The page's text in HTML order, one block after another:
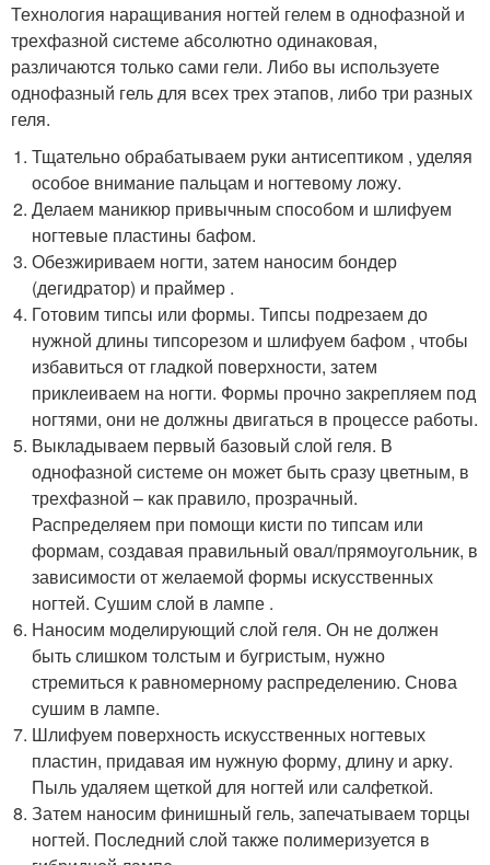
Технология наращивания ногтей гелем в однофазной и
трехфазной системе абсолютно одинаковая,
различаются только сами гели. Либо вы используете
однофазный гель для всех трех этапов, либо три разных
геля.
Тщательно обрабатываем руки антисептиком , уделяя
особое внимание пальцам и ногтевому ложу.
Делаем маникюр привычным способом и шлифуем
ногтевые пластины бафом.
Обезжириваем ногти, затем наносим бондер
(дегидратор) и праймер .
Готовим типсы или формы. Типсы подрезаем до
нужной длины типсорезом и шлифуем бафом , чтобы
избавиться от гладкой поверхности, затем
приклеиваем на ногти. Формы прочно закрепляем под
ногтями, они не должны двигаться в процессе работы.
Выкладываем первый базовый слой геля. В
однофазной системе он может быть сразу цветным, в
трехфазной – как правило, прозрачный.
Распределяем при помощи кисти по типсам или
формам, создавая правильный овал/прямоугольник, в
зависимости от желаемой формы искусственных
ногтей. Сушим слой в лампе .
Наносим моделирующий слой геля. Он не должен
быть слишком толстым и бугристым, нужно
стремиться к равномерному распределению. Снова
сушим в лампе.
Шлифуем поверхность искусственных ногтевых
пластин, придавая им нужную форму, длину и арку.
Пыль удаляем щеткой для ногтей или салфеткой.
Затем наносим финишный гель, запечатываем торцы
ногтей. Последний слой также полимеризуется в